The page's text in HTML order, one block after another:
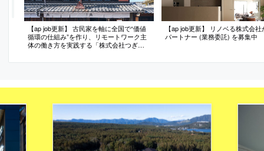
【ap job更新】 古民家を軸に全国で“価値
循環の仕組み”を作り、リモートワーク主
体の働き方を実践する「株式会社つぎ
を募集中
【ap job更新】 リノベる株式会
パートナー (業務委託) を募集中